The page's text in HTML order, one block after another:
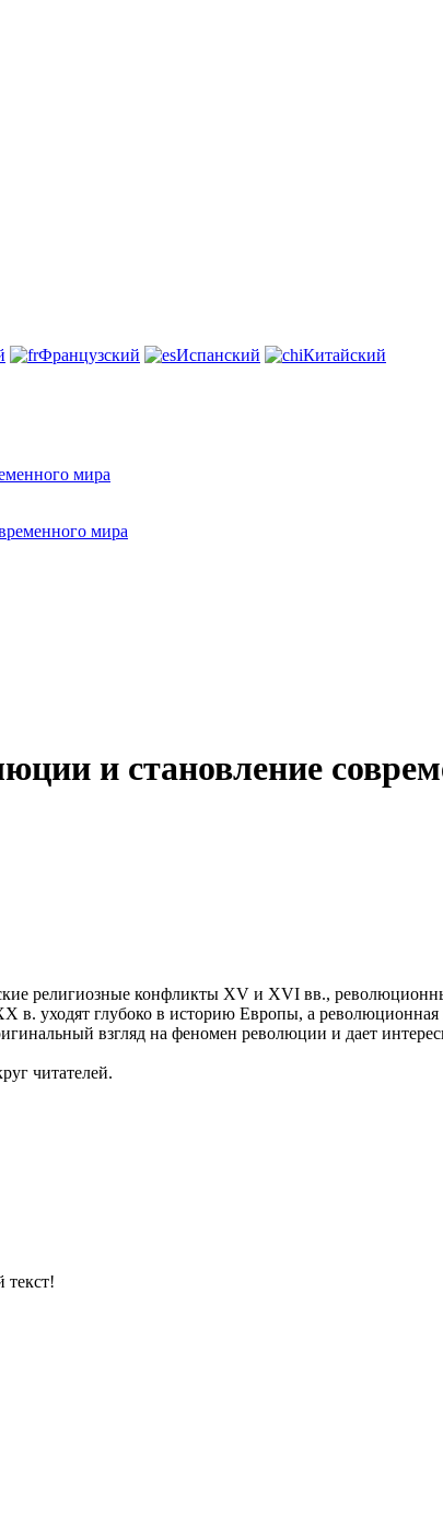
Французский Испанский Китайский
мира
и становление
религиозные конфликты XV и XVI вв.,
в. уходят глубоко в историю Европы, а
взгляд на феномен революции и дает
читателей.
текст!